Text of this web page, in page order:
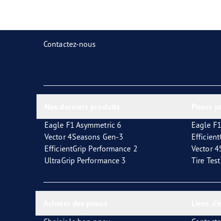
Contactez-nous
Eagle F1 Asymmetric 6
Vector 4Seasons Gen-3
EfficientGrip Performance 2
UltraGrip Performance 3
Eagle
Vector
Tire